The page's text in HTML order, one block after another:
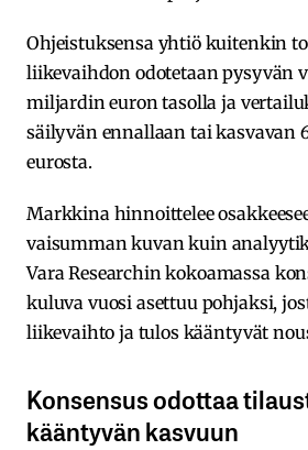
Ohjeistuksensa yhtiö kuitenkin
liikevaihdon odotetaan pysyvän
miljardin euron tasolla ja
säilyvän ennallaan tai kasvavan
eurosta.
Markkina hinnoittelee
vaisumman kuvan kuin
Vara Researchin kokoamassa
kuluva vuosi asettuu pohjaksi,
liikevaihto ja tulos kääntyvät
Konsensus odottaa
kääntyvän kasvuun